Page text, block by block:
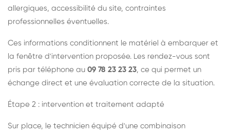
allergiques, accessibilité du site, contraintes
professionnelles éventuelles.
Ces informations conditionnent le matériel à embarquer et
la fenêtre d'intervention proposée. Les rendez-vous sont
pris par téléphone au 09 78 23 23 23, ce qui permet un
échange direct et une évaluation correcte de la situation.
Étape 2 : intervention et traitement adapté
Sur place, le technicien équipé d'une combinaison